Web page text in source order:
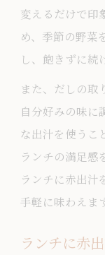
変えるだけで印
め、季節の野菜
し、飽きずに続
また、だしの取
自分好みの味に
な出汁を使うこ
ランチの満足感
ランチに赤出汁
手軽に味わえま
ランチに赤